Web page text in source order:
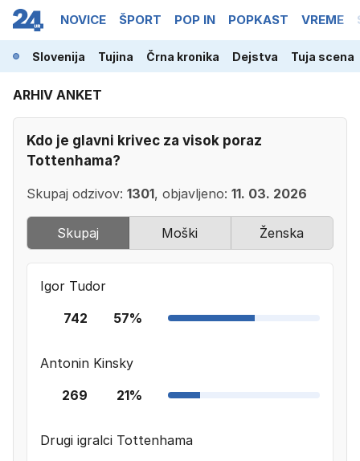
NOVICE ŠPORT POP IN POPKAST VREME
Slovenija Tujina Črna kronika Dejstva Tuja scena
ARHIV ANKET
Kdo je glavni krivec za visok poraz
Tottenhama?
Skupaj odzivov: 1301, objavljeno: 11. 03. 2026
Skupaj Moški Ženska
Igor Tudor
742
57%
Antonin Kinsky
269
21%
Drugi igralci Tottenhama